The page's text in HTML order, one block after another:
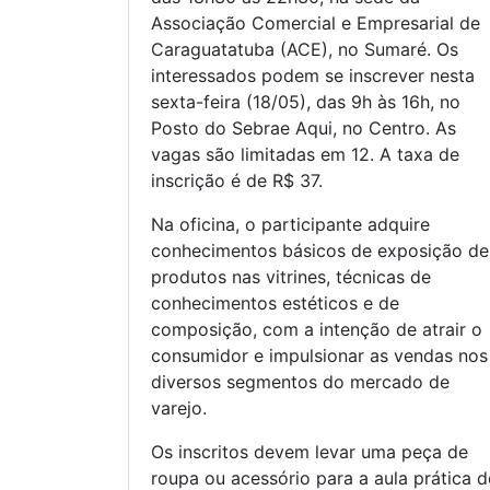
Associação Comercial e Empresarial de
Caraguatatuba (ACE), no Sumaré. Os
interessados podem se inscrever nesta
sexta-feira (18/05), das 9h às 16h, no
Posto do Sebrae Aqui, no Centro. As
vagas são limitadas em 12. A taxa de
inscrição é de R$ 37.
Na oficina, o participante adquire
conhecimentos básicos de exposição de
produtos nas vitrines, técnicas de
conhecimentos estéticos e de
composição, com a intenção de atrair o
consumidor e impulsionar as vendas nos
diversos segmentos do mercado de
varejo.
Os inscritos devem levar uma peça de
roupa ou acessório para a aula prática